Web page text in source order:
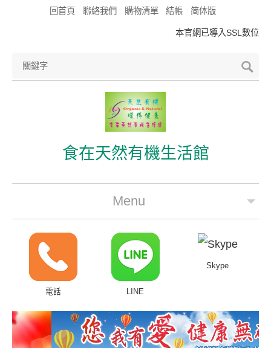
回首頁 聯絡我們 購物清單 結帳 简体版
本官網已導入SSL數位憑
食在天然有機生活館
Menu
公司簡介
最新優惠
商品分類&線上購買
常見問題
客戶付費回傳
電話 LINE
Skype